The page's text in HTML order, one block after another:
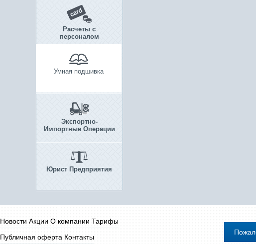
Расчеты с
персоналом
Умная подшивка
Экспортно-
Импортные Операции
Юрист Предприятия
Новости Акции О компании Тарифы
Публичная оферта Контакты